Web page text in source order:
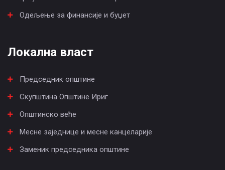
Одељење за финансије и буџет
Локална власт
Председник општине
Скупштина Општине Ириг
Општинско веће
Месне заједнице и месне канцеларије
Заменик председника општине